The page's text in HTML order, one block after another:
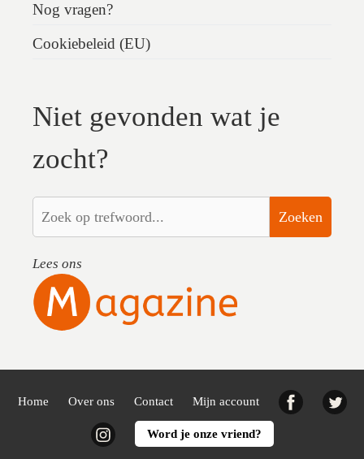
Nog vragen?
Cookiebeleid (EU)
Niet gevonden wat je
zocht?
Zoeken
Lees ons
Home Over ons Contact Mijn account Facebook
InstagramWord je onze vriend?